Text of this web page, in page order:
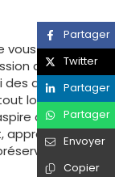
vous pensiez
que
des autres ?
lorsque
à
apprendre à
son
Partager
Twitter
Partager
Partager
Envoyer
Copier